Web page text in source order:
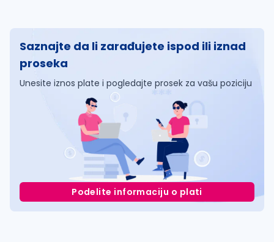
Saznajte da li zarađujete ispod ili iznad
proseka
Unesite iznos plate i pogledajte prosek za vašu poziciju
Podelite informaciju o plati